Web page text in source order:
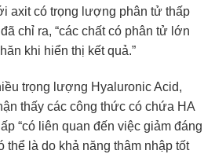
axit có trọng lượng phân tử thấp
chỉ ra, “các chất có phân tử lớn
khi hiển thị kết quả.”
trọng lượng Hyaluronic Acid,
thấy các công thức có chứa HA
“có liên quan đến việc giảm đáng
thể là do khả năng thâm nhập tốt